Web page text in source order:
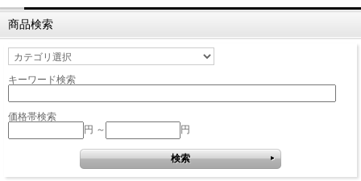
商品検索
キーワード検索
価格帯検索
円 ～
円